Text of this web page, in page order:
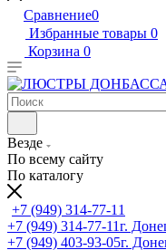
Сравнение0
Избранные товары 0
Корзина 0
Везде
По всему сайту
По каталогу
+7 (949) 314-77-11
+7 (949) 314-77-11г.
+7 (949) 403-93-05г.